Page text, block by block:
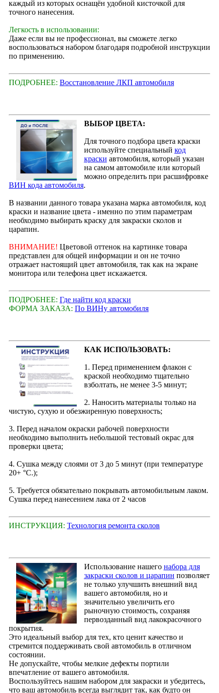
каждый из которых оснащён удобной кисточкой для
точного нанесения.
Легкость в использовании:
Даже если вы не профессионал, вы сможете легко
воспользоваться набором благодаря подробной инструкции
по применению.
ПОДРОБНЕЕ: Восстановление ЛКП автомобиля
ВЫБОР ЦВЕТА:
Для точного подбора цвета краски
используйте специальный код
краски автомобиля, который указан
на самом автомобиле или который
можно определить при расшифровке
ВИН кода автомобиля.
В названии данного товара указана марка автомобиля, код
краски и название цвета - именно по этим параметрам
необходимо выбирать краску для закраски сколов и
царапин.
ВНИМАНИЕ! Цветовой оттенок на картинке товара
представлен для общей информации и он не точно
отражает настоящий цвет автомобиля, так как на экране
монитора или телефона цвет искажается.
ПОДРОБНЕЕ: Где найти код краски
ФОРМА ЗАКАЗА: По ВИНу автомобиля
КАК ИСПОЛЬЗОВАТЬ:
1. Перед применением флакон с
краской необходимо тщательно
взболтать, не менее 3-5 минут;
2. Наносить материалы только на
чистую, сухую и обезжиренную поверхность;
3. Перед началом окраски рабочей поверхности
необходимо выполнить небольшой тестовый окрас для
проверки цвета;
4. Сушка между слоями от 3 до 5 минут (при температуре
20+ °С.);
5. Требуется обязательно покрывать автомобильным лаком.
Сушка перед нанесением лака от 2 часов
ИНСТРУКЦИЯ: Технология ремонта сколов
Использование нашего набора для
закраски сколов и царапин позволяет
не только улучшить внешний вид
вашего автомобиля, но и
значительно увеличить его
рыночную стоимость, сохраняя
первозданный вид лакокрасочного
покрытия.
Это идеальный выбор для тех, кто ценит качество и
стремится поддерживать свой автомобиль в отличном
состоянии.
Не допускайте, чтобы мелкие дефекты портили
впечатление от вашего автомобиля.
Воспользуйтесь нашим набором для закраски и убедитесь,
что ваш автомобиль всегда выглядит так, как будто он